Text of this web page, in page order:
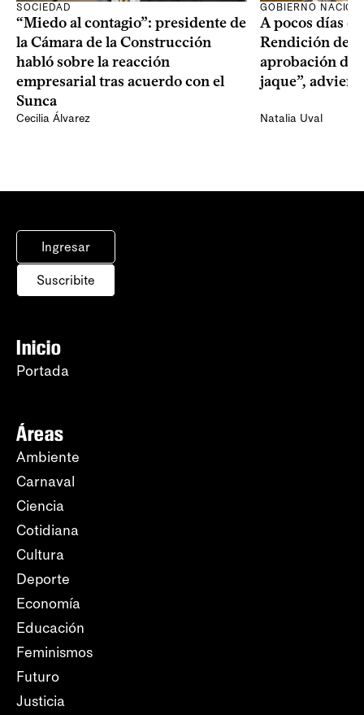
SOCIEDAD
“Miedo al contagio”: presidente de
la Cámara de la Construcción
habló sobre la reacción
empresarial tras acuerdo con el
Sunca
Cecilia Álvarez
GOBIERNO
A pocos días
Rendición de
aprobación del
jaque”,
Natalia Uval
Ingresar
Suscribite
Inicio
Portada
Áreas
Ambiente
Carnaval
Ciencia
Cotidiana
Cultura
Deporte
Economía
Educación
Feminismos
Futuro
Justicia